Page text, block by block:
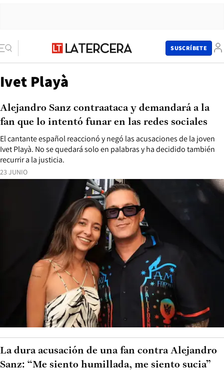
SUSCRÍBETE
Ivet Playà
23 JUNIO
El cantante español reaccionó y negó las acusaciones de la joven
Ivet Playà. No se quedará solo en palabras y ha decidido también
recurrir a la justicia.
Alejandro Sanz contraataca y demandará a la
fan que lo intentó funar en las redes sociales
La dura acusación de una fan contra Alejandro
Sanz: “Me siento humillada, me siento sucia”